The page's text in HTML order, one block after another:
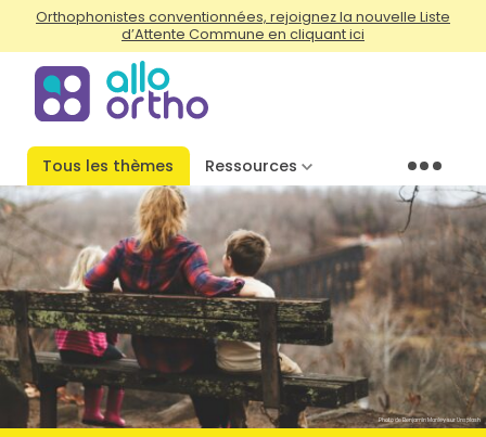
Orthophonistes conventionnées, rejoignez la nouvelle Liste
d’Attente Commune en cliquant ici
Tous les thèmes Ressources Menu
Photo de Benjamin Manley sur Unsplash